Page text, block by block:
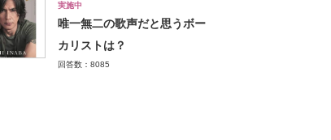
実施中
唯一無二の歌声だと思うボー
カリストは？
回答数：8085